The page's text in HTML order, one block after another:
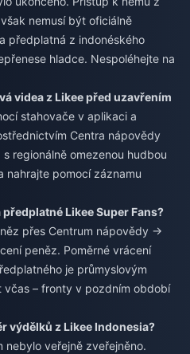
nemusí být oficiálně
předplatná z indonéského
hladce. Nespoléhejte na
videa z Likee před uzavřením
stahovače v aplikaci a
Centra nápovědy
regionálně omezenou hudbou
nahrajte pomocí záznamu
Likee Super Fans?
přes Centrum nápovědy →
peněz. Poměrné vrácení
je průmyslovým
včas – fronty v pozdním období
výdělků z Likee Indonesia?
nebylo veřejně zveřejněno.